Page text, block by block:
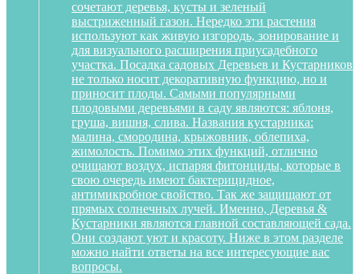
сочетают деревья, кусты и зеленый
выстриженный газон. Нередко эти растения
используют как живую изгородь, зонирование и
для визуального расширения приусадебного
участка. Посадка садовых Деревьев и Кустарников
не только носит декоративную функцию, но и
приносит плоды. Самыми популярными
плодовыми деревьями в саду являются: яблоня,
груша, вишня, слива. Названия кустарника:
малина, смородина, крыжовник, облепиха,
жимолость. Помимо этих функций, отлично
очищают воздух, испаряя фитонциды, которые в
свою очередь имеют бактерицидное,
антимикробное свойство. Так же защищают от
прямых солнечных лучей. Именно, Деревья &
Кустарники являются главной составляющей сада.
Они создают уют и красоту. Ниже в этом разделе
можно найти ответы на все интересующие вас
вопросы.